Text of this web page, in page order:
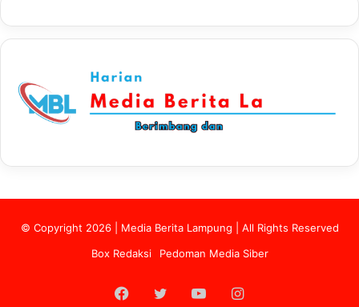
© Copyright 2026 | Media Berita Lampung | All Rights Reserved
Box Redaksi
Pedoman Media Siber
Facebook
TwitterYouTubeInstagram